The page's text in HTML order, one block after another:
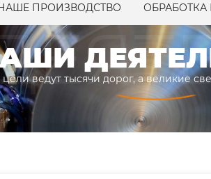
ПРОИЗВОДСТВО
цели ведут тысячи дорог, а великие